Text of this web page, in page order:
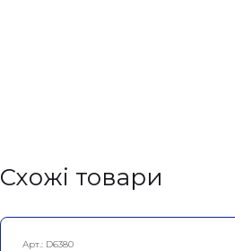
Cхожі товари
Арт.: D6380